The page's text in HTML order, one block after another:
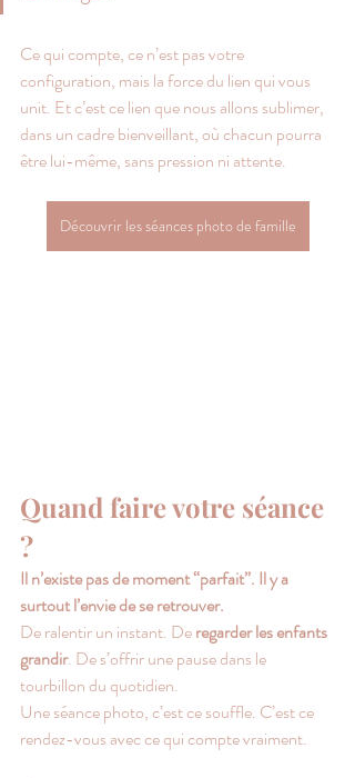
Ce qui compte, ce n’est pas votre
configuration, mais la force du lien qui vous
unit. Et c’est ce lien que nous allons sublimer,
dans un cadre bienveillant, où chacun pourra
être lui-même, sans pression ni attente.
Découvrir les séances photo de famille
Quand faire votre séance
?
Il n’existe pas de moment “parfait”. Il y a
surtout l’envie de se retrouver.
De ralentir un instant. De regarder les enfants
grandir. De s’offrir une pause dans le
tourbillon du quotidien.
Une séance photo, c’est ce souffle. C’est ce
rendez-vous avec ce qui compte vraiment.